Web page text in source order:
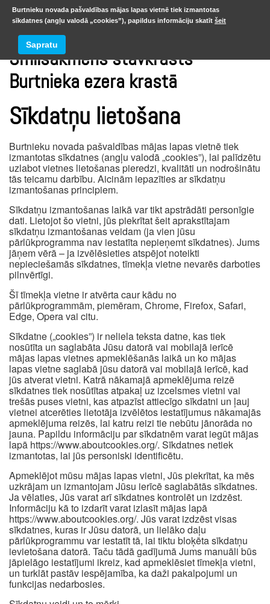
Smilšakmens stāvkrasts
Burtnieka ezera krastā
Sīkdatņu lietošana
Burtnieku novada pašvaldības mājas lapas vietnē tiek
izmantotas sīkdatnes (angļu valodā „cookies”), lai palīdzētu
uzlabot vietnes lietošanas pieredzi, kvalitāti un nodrošinātu
tās teicamu darbību. Aicinām iepazīties ar sīkdatņu
izmantošanas principiem.
Sīkdatņu izmantošanas laikā var tikt apstrādāti personīgie
dati. Lietojot šo vietni, jūs piekrītat šeit aprakstītajam
sīkdatņu izmantošanas veidam (ja vien jūsu
pārlūkprogramma nav iestatīta nepieņemt sīkdatnes). Jums
jāņem vērā – ja izvēlēsieties atspējot noteikti
nepieciešamās sīkdatnes, tīmekļa vietne nevarēs darboties
pilnvērtīgi.
Šī tīmekļa vietne ir atvērta caur kādu no
pārlūkprogrammām, piemēram, Chrome, Firefox, Safari,
Edge, Opera vai citu.
Sīkdatne („cookies”) ir neliela teksta datne, kas tiek
nosūtīta un saglabāta Jūsu datorā vai mobilajā ierīcē
mājas lapas vietnes apmeklēšanās laikā un ko mājas
lapas vietne saglabā jūsu datorā vai mobilajā ierīcē, kad
jūs atverat vietni. Katrā nākamajā apmeklējuma reizē
sīkdatnes tiek nosūtītas atpakaļ uz izcelsmes vietni vai
trešās puses vietni, kas atpazīst attiecīgo sīkdatni un ļauj
vietnei atcerēties lietotāja izvēlētos iestatījumus nākamajās
apmeklējuma reizēs, lai katru reizi tie nebūtu jānorāda no
jauna. Papildu informāciju par sīkdatnēm varat iegūt mājas
lapā https://www.aboutcookies.org/. Sīkdatnes netiek
izmantotas, lai jūs personiski identificētu.
Apmeklējot mūsu mājas lapas vietni, Jūs piekrītat, ka mēs
uzkrājam un izmantojam Jūsu ierīcē saglabātās sīkdatnes.
Ja vēlaties, Jūs varat arī sīkdatnes kontrolēt un izdzēst.
Informāciju kā to izdarīt varat izlasīt mājas lapā
https://www.aboutcookies.org/. Jūs varat izdzēst visas
sīkdatnes, kuras ir Jūsu datorā, un lielāko daļu
pārlūkprogrammu var iestatīt tā, lai tiktu bloķēta sīkdatņu
ievietošana datorā. Taču tādā gadījumā Jums manuāli būs
jāpielāgo iestatījumi ikreiz, kad apmeklēsiet tīmekļa vietni,
un turklāt pastāv iespējamība, ka daži pakalpojumi un
funkcijas nedarbosies.
Burtnieku novada pašvaldības mājas lapas vietnē tiek izmantotas
sīkdatnes (angļu valodā „cookies”), papildus informāciju skatīt šeit
Sapratu